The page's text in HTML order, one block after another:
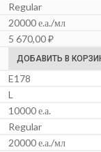
Regular
20000 е.а./мл
5 670,00₽
ДОБАВИТЬ В
E178
L
10000 е.а.
Regular
20000 е.а./мл